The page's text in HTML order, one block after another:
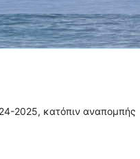
2025, κατόπιν αναπομπής